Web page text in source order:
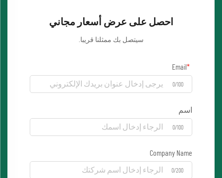
احصل على عرض أسعار مجاني
سيتصل بك ممثلنا قريبا.
Email
0/100
اسم
0/100
Company Name
0/200